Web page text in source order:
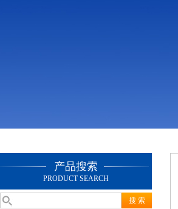
产品搜索
PRODUCT SEARCH